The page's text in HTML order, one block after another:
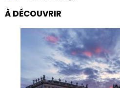
À DÉCOUVRIR